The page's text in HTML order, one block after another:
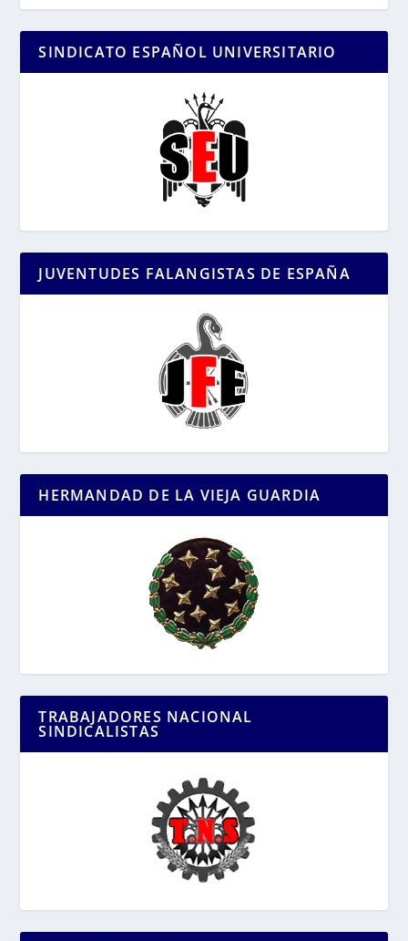
SINDICATO ESPAÑOL UNIVERSITARIO
JUVENTUDES FALANGISTAS DE ESPAÑA
HERMANDAD DE LA VIEJA GUARDIA
TRABAJADORES NACIONAL
SINDICALISTAS